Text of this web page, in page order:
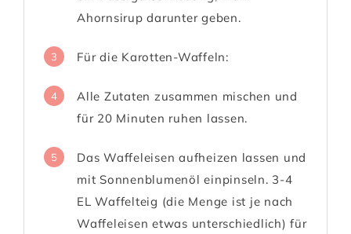
Ahornsirup darunter geben.
3 Für die Karotten-Waffeln:
4
Alle Zutaten zusammen mischen und
für 20 Minuten ruhen lassen.
5
Das Waffeleisen aufheizen lassen und
mit Sonnenblumenöl einpinseln. 3-4
EL Waffelteig (die Menge ist je nach
Waffeleisen etwas unterschiedlich) für